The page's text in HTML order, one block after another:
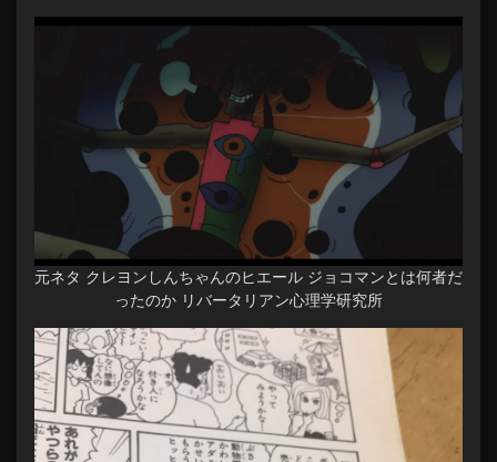
元ネタ クレヨンしんちゃんのヒエール ジョコマンとは何者だ
ったのか リバータリアン心理学研究所